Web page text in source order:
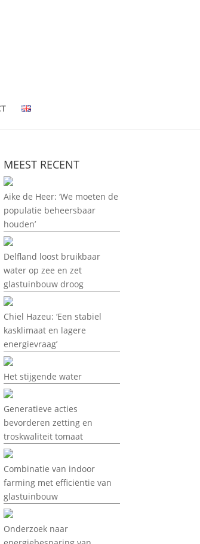
MEEST RECENT
Aike de Heer: ‘We moeten de
populatie beheersbaar
houden’
Delfland loost bruikbaar
water op zee en zet
glastuinbouw droog
Chiel Hazeu: ‘Een stabiel
kasklimaat en lagere
energievraag’
Het stijgende water
Generatieve acties
bevorderen zetting en
troskwaliteit tomaat
Combinatie van indoor
farming met efficiëntie van
glastuinbouw
Onderzoek naar